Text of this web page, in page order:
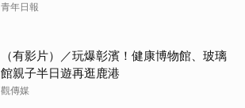
青年日報
（有影片）／玩爆彰濱！健康博物館、玻璃
館親子半日遊再逛鹿港
觀傳媒